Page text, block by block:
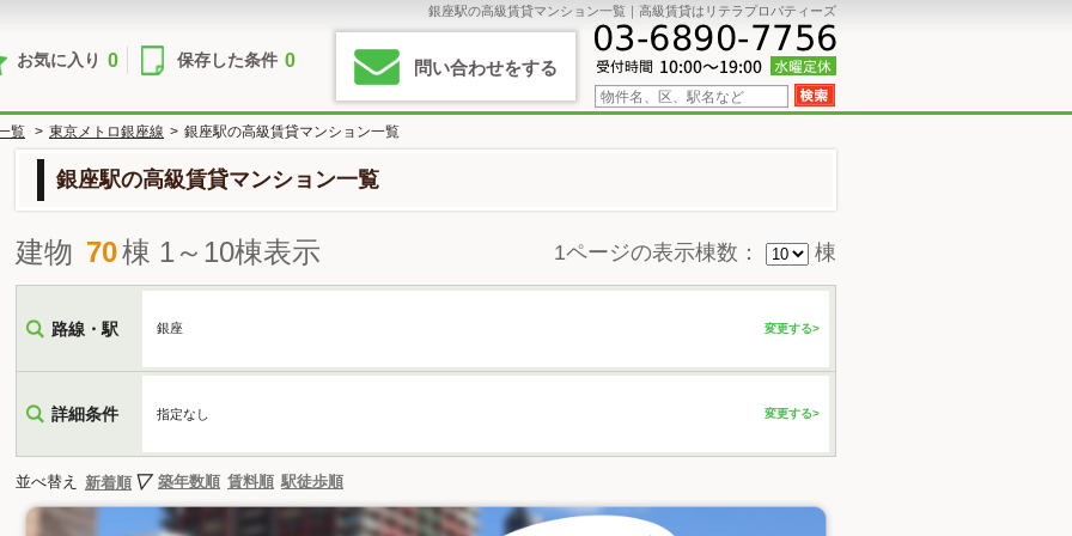
銀座駅の高級賃貸マンション一覧｜高級賃貸はリテラプロパティーズ
お気に入り 0 保存した条件 0 問い合わせをする
覧 > 東京メトロ銀座線 > 銀座駅の高級賃貸マンション一覧
銀座駅の高級賃貸マンション一覧
建物 70棟 1～10棟表示 1ページの表示棟数： 棟
路線・駅 銀座 変更する>
詳細条件 指定なし 変更する>
並べ替え 新着順 築年数順 賃料順 駅徒歩順